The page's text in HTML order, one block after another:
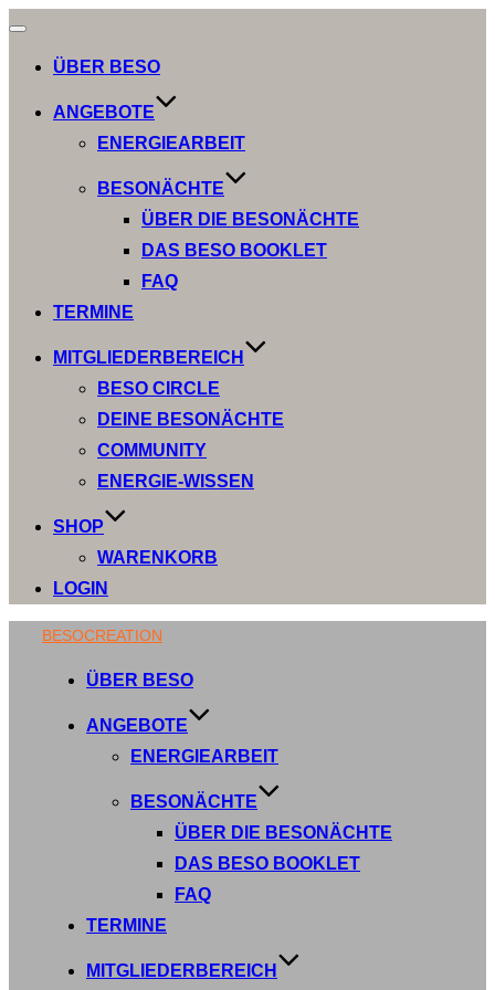
Navigation
umschalten
ÜBER BESO
ANGEBOTE
ENERGIEARBEIT
BESONÄCHTE
ÜBER DIE BESONÄCHTE
DAS BESO BOOKLET
FAQ
TERMINE
MITGLIEDERBEREICH
BESO CIRCLE
DEINE BESONÄCHTE
COMMUNITY
ENERGIE-WISSEN
SHOP
WARENKORB
LOGIN
springen
BESOCREATION
ÜBER BESO
ANGEBOTE
ENERGIEARBEIT
BESONÄCHTE
ÜBER DIE BESONÄCHTE
DAS BESO BOOKLET
FAQ
TERMINE
MITGLIEDERBEREICH